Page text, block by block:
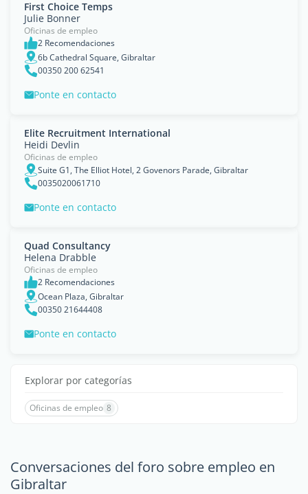
First Choice Temps
Julie Bonner
Oficinas de empleo
2 Recomendaciones
6b Cathedral Square, Gibraltar
00350 200 62541
Ponte en contacto
Elite Recruitment International
Heidi Devlin
Oficinas de empleo
Suite G1, The Elliot Hotel, 2 Govenors Parade, Gibraltar
0035020061710
Ponte en contacto
Quad Consultancy
Helena Drabble
Oficinas de empleo
2 Recomendaciones
Ocean Plaza, Gibraltar
00350 21644408
Ponte en contacto
Explorar por categorías
Oficinas de empleo 8
Conversaciones del foro sobre empleo en
Gibraltar